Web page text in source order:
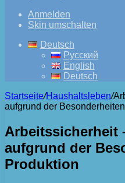
Anmelden
Skin umschalten
Deutsch
Русский
English
Deutsch
Startseite/Haushaltsleben/
aufgrund der
Arbeitssicherheit
aufgrund der
Produktion